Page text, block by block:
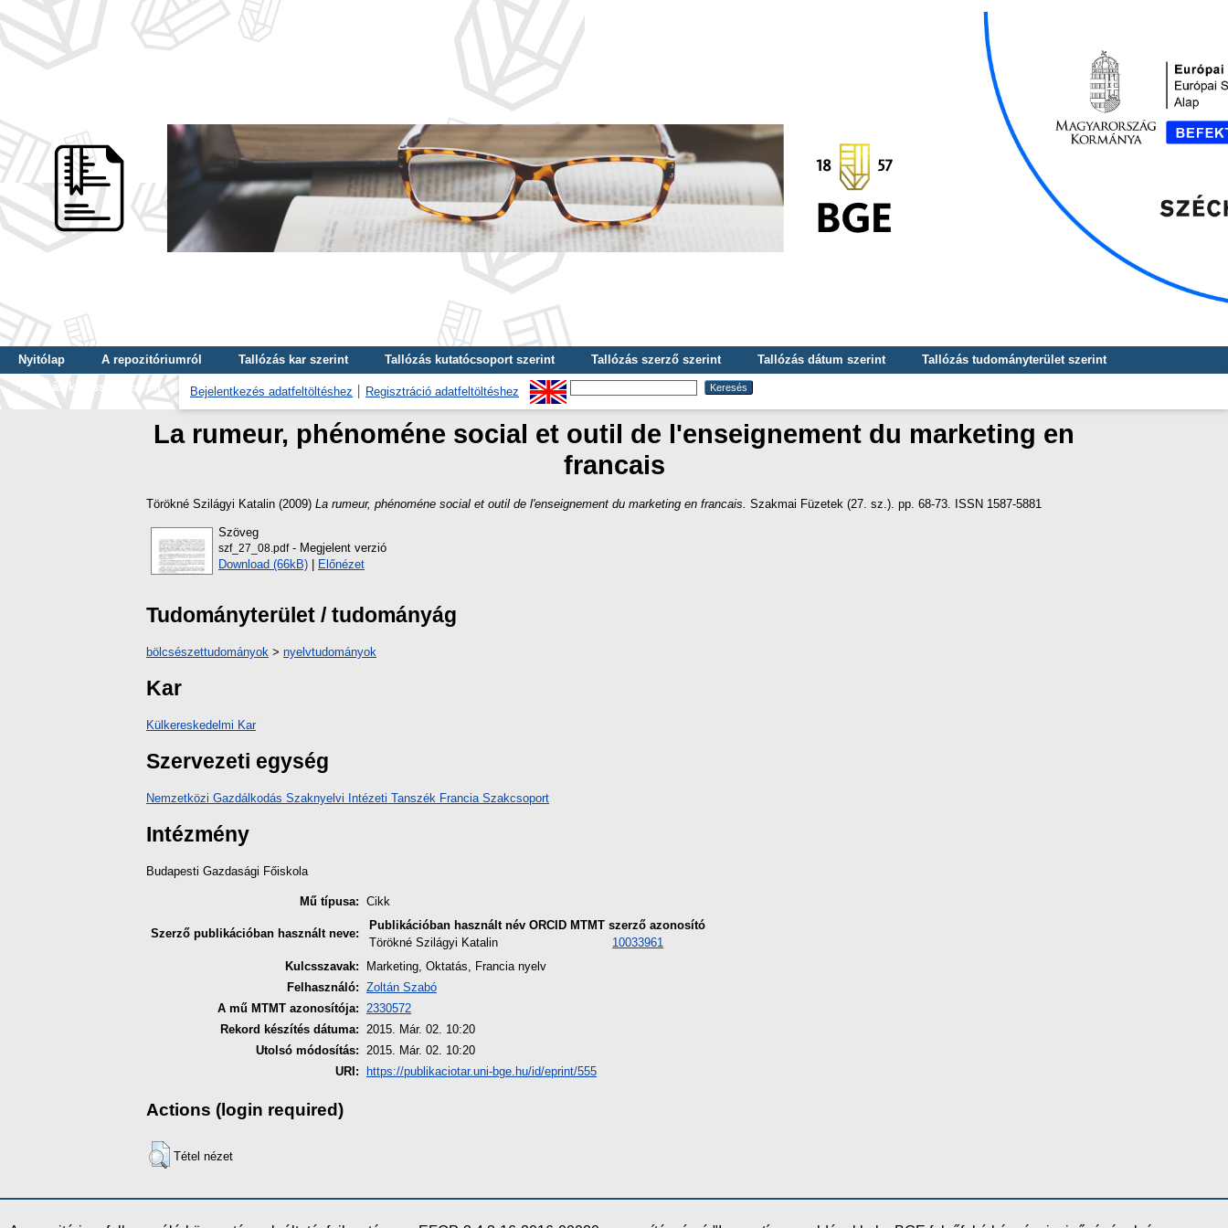
Nyitólap A repozitóriumról Tallózás kar szerint Tallózás kutatócsoport szerint Tallózás szerző szerint Tallózás dátum szerint
Tallózás tudományterület szerint
Tallózás kulcsszó szerint
Bejelentkezés adatfeltöltéshez Regisztráció adatfeltöltéshez
La rumeur, phénoméne social et outil de l'enseignement du marketing en
francais
Törökné Szilágyi Katalin (2009) La rumeur, phénoméne social et outil de l'enseignement du marketing en francais. Szakmai Füzetek (27. sz.). pp. 68-73. ISSN 1587-5881
Szöveg
szf_27_08.pdf- Megjelent verzió
Download (66kB) | Előnézet
Tudományterület / tudományág
bölcsészettudományok > nyelvtudományok
Kar
Külkereskedelmi Kar
Szervezeti egység
Nemzetközi Gazdálkodás Szaknyelvi Intézeti Tanszék Francia Szakcsoport
Intézmény
Budapesti Gazdasági Főiskola
Mű típusa: Cikk
Szerző publikációban használt neve:
Publikációban használt név ORCID MTMT szerző azonosító
Törökné Szilágyi Katalin
10033961
Kulcsszavak:
Marketing, Oktatás, Francia nyelv
Felhasználó: Zoltán Szabó
A mű MTMT azonosítója: 2330572
Rekord készítés dátuma: 2015. Már. 02. 10:20
Utolsó módosítás: 2015. Már. 02. 10:20
URI:
https://publikaciotar.uni-bge.hu/id/eprint/555
Actions (login required)
Tétel nézet